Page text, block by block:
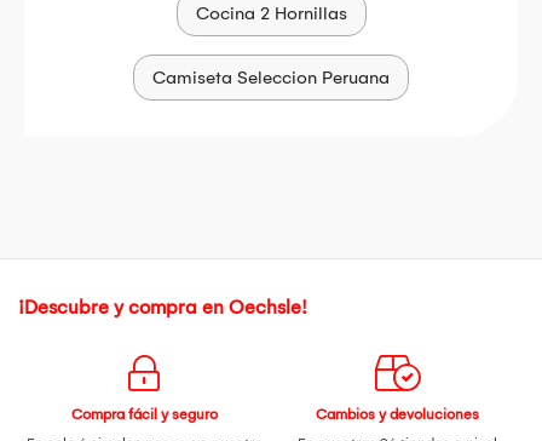
Cocina 2 Hornillas
Camiseta Seleccion Peruana
¡Descubre y compra en Oechsle!
Compra fácil y seguro
Cambios y devoluciones